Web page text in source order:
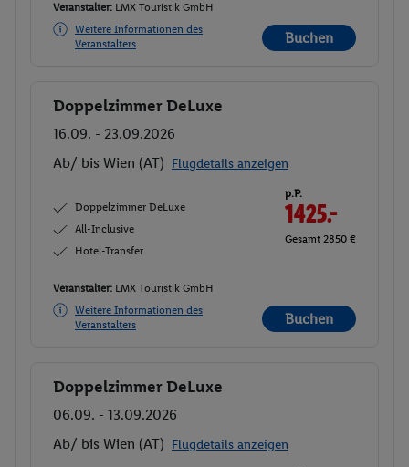
Veranstalter: LMX Touristik GmbH
Weitere Informationen des
Veranstalters
Buchen
Buchen
Doppelzimmer DeLuxe
16.09. - 23.09.2026
Ab/ bis Wien (AT) Flugdetails anzeigen
Doppelzimmer DeLuxe
All-Inclusive
Hotel-Transfer
p.P.
1425.-
Gesamt 2850 €
Veranstalter: LMX Touristik GmbH
Weitere Informationen des
Veranstalters
Buchen
Buchen
Doppelzimmer DeLuxe
06.09. - 13.09.2026
Ab/ bis Wien (AT) Flugdetails anzeigen